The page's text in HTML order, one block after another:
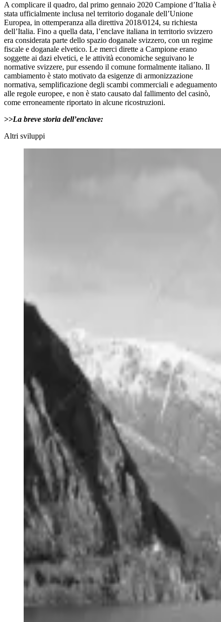
A complicare il quadro, dal primo gennaio 2020 Campione d’Italia è
stata ufficialmente inclusa nel territorio doganale dell’Unione
Europea, in ottemperanza alla direttiva 2018/0124, su richiesta
dell’Italia. Fino a quella data, l’enclave italiana in territorio svizzero
era considerata parte dello spazio doganale svizzero, con un regime
fiscale e doganale elvetico. Le merci dirette a Campione erano
soggette ai dazi elvetici, e le attività economiche seguivano le
normative svizzere, pur essendo il comune formalmente italiano. Il
cambiamento è stato motivato da esigenze di armonizzazione
normativa, semplificazione degli scambi commerciali e adeguamento
alle regole europee, e non è stato causato dal fallimento del casinò,
come erroneamente riportato in alcune ricostruzioni.
>>La breve storia dell’enclave:
Altri sviluppi